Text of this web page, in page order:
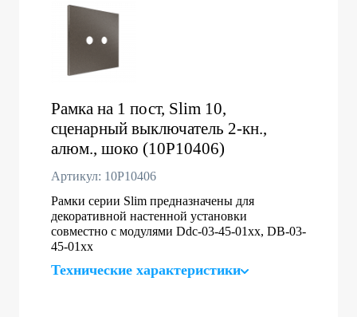
Рамка на 1 пост, Slim 10,
сценарный выключатель 2-кн.,
алюм., шоко (10P10406)
Артикул: 10P10406
Рамки серии Slim предназначены для
декоративной настенной установки
совместно с модулями Ddc-03-45-01хх, DB-03-
45-01хх
Технические характеристики